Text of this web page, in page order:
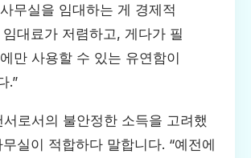
무실을 임대하는 게 경제적
임대료가 저렴하고, 게다가 필
만 사용할 수 있는 유연함이
.”
로서의 불안정한 소득을 고려했
실이 적합하다 말합니다. “예전에